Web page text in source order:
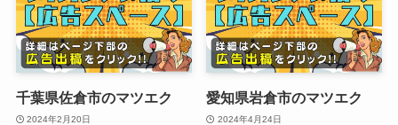
千葉県佐倉市のマツエク
2024年2月20日
愛知県岩倉市のマツエク
2024年4月24日